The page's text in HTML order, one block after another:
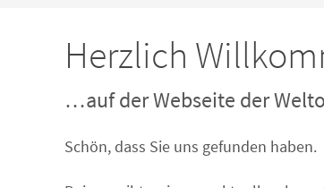
Herzlich
…auf der Webseite der
Schön, dass Sie uns gefunden haben.